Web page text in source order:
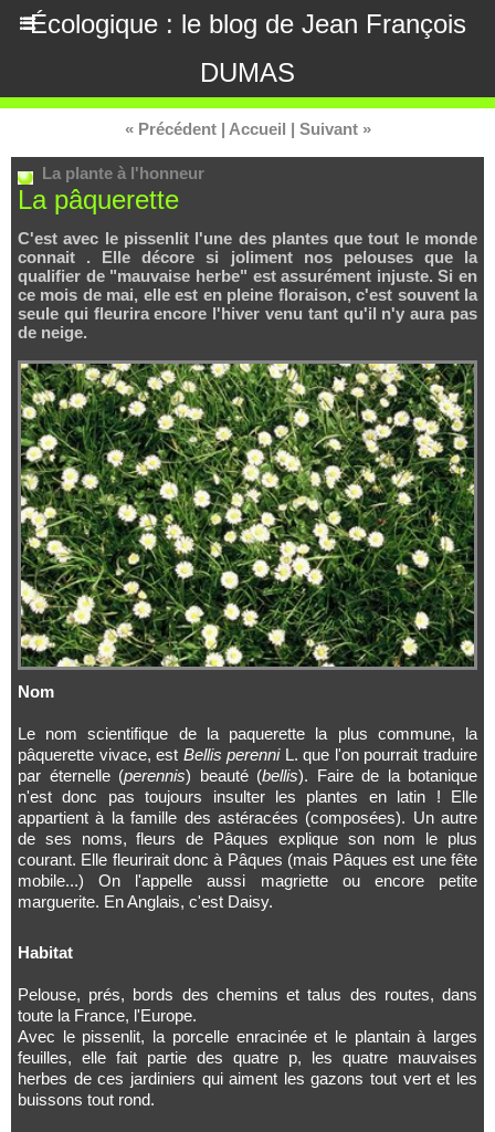
Écologique : le blog de Jean François
DUMAS
« Précédent | Accueil | Suivant »
La plante à l'honneur
La pâquerette
C'est avec le pissenlit l'une des plantes que tout le monde
connait . Elle décore si joliment nos pelouses que la
qualifier de "mauvaise herbe" est assurément injuste. Si en
ce mois de mai, elle est en pleine floraison, c'est souvent la
seule qui fleurira encore l'hiver venu tant qu'il n'y aura pas
de neige.
Nom
Le nom scientifique de la paquerette la plus commune, la
pâquerette vivace, est Bellis perenni L. que l'on pourrait traduire
par éternelle (perennis) beauté (bellis). Faire de la botanique
n'est donc pas toujours insulter les plantes en latin ! Elle
appartient à la famille des astéracées (composées). Un autre
de ses noms, fleurs de Pâques explique son nom le plus
courant. Elle fleurirait donc à Pâques (mais Pâques est une fête
mobile...) On l'appelle aussi magriette ou encore petite
marguerite. En Anglais, c'est Daisy.
Habitat
Pelouse, prés, bords des chemins et talus des routes, dans
toute la France, l'Europe.
Avec le pissenlit, la porcelle enracinée et le plantain à larges
feuilles, elle fait partie des quatre p, les quatre mauvaises
herbes de ces jardiniers qui aiment les gazons tout vert et les
buissons tout rond.